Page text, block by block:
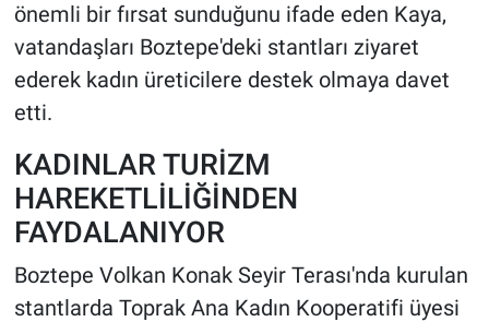
önemli bir fırsat sunduğunu ifade eden Kaya,
vatandaşları Boztepe'deki stantları ziyaret
ederek kadın üreticilere destek olmaya davet
etti.
KADINLAR TURİZM
HAREKETLİLİĞİNDEN
FAYDALANIYOR
Boztepe Volkan Konak Seyir Terası'nda kurulan
stantlarda Toprak Ana Kadın Kooperatifi üyesi